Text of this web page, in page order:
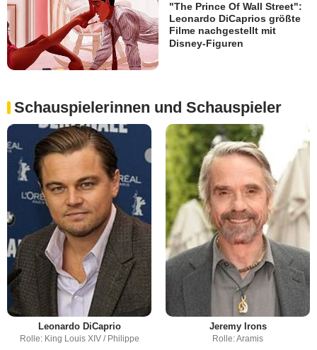
"The Prince Of Wall Street":
Leonardo DiCaprios größte
Filme nachgestellt mit
Disney-Figuren
Schauspielerinnen und Schauspieler
Leonardo DiCaprio
Rolle: King Louis XIV / Philippe
Jeremy Irons
Rolle: Aramis